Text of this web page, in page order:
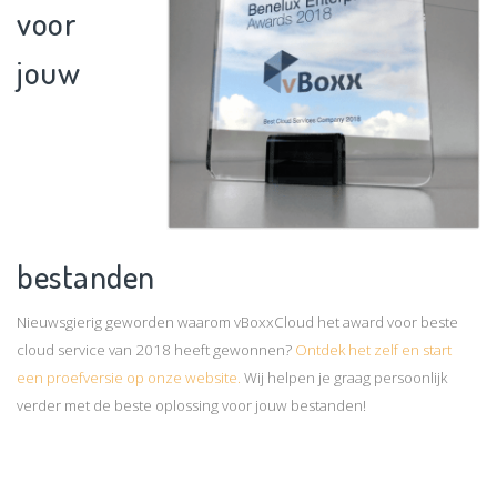
voor
jouw
bestanden
Nieuwsgierig geworden waarom vBoxxCloud het award voor beste
cloud service van 2018 heeft gewonnen? Ontdek het zelf en start
een proefversie op onze website. Wij helpen je graag persoonlijk
verder met de beste oplossing voor jouw bestanden!